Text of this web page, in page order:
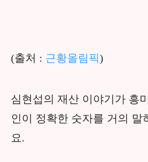
(출처 : 근황올림픽)
심현섭의 재산 이야기가 흥
인이 정확한 숫자를 거의 말
요.